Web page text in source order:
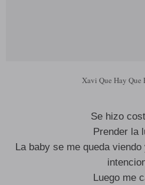
Xavi Que Hay Que
Se hizo
Prender la
La baby se me queda
Luego me